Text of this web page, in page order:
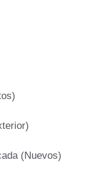
(Nuevos)